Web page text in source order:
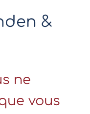
&
ne
vous